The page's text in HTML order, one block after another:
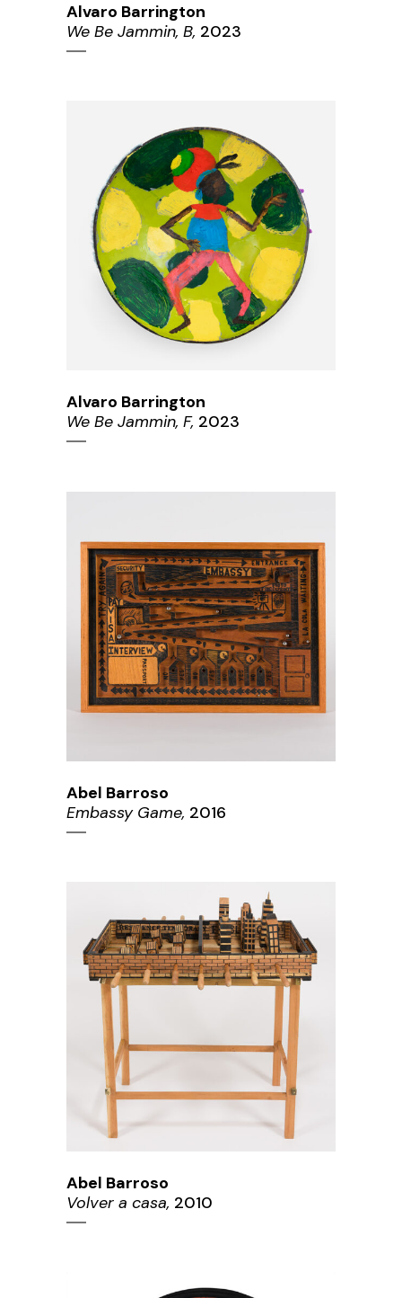
Alvaro Barrington
We Be Jammin, B, 2023
Alvaro Barrington
We Be Jammin, F, 2023
Abel Barroso
Embassy Game, 2016
Abel Barroso
Volver a casa, 2010